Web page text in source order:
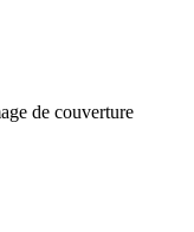
de couverture